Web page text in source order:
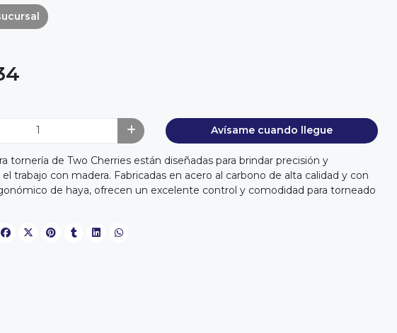
Avísame cuando llegue
tornería de Two Cherries están diseñadas para brindar precisión y
el trabajo con madera. Fabricadas en acero al carbono de alta calidad y con
de haya, ofrecen un excelente control y comodidad para torneado